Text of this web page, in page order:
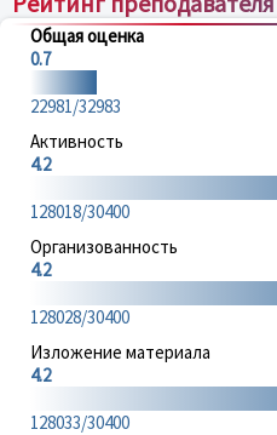
Общая оценка
0.7
22981/32983
Активность
4.2
128018/30400
Организованность
4.2
128028/30400
Изложение материала
4.2
128033/30400